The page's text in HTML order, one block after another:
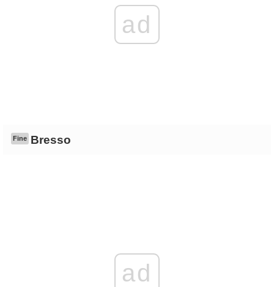
ad
Fine Bresso
ad